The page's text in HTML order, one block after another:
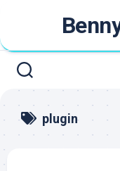
content
plugin